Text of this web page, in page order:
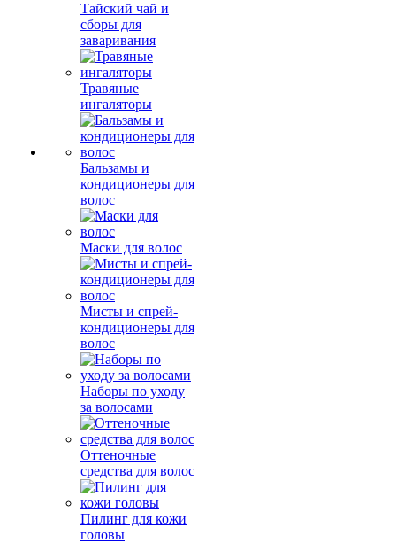
Тайский чай и
сборы для
заваривания
Травяные
ингаляторы
Бальзамы и
кондиционеры для
волос
Маски для волос
Мисты и спрей-
кондиционеры для
волос
Наборы по уходу
за волосами
Оттеночные
средства для волос
Пилинг для кожи
головы